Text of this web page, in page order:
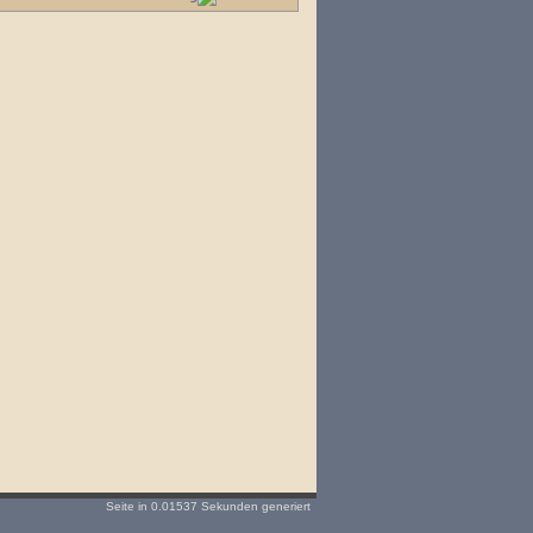
Seite in 0.01537 Sekunden generiert